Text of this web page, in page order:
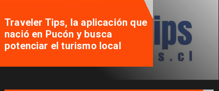
Traveler Tips, la aplicación que
nació en Pucón y busca
potenciar el turismo local